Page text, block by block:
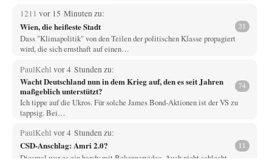
1211 vor 15 Minuten zu:
Wien, die heißeste Stadt 31
Dass "Klimapolitik" von den Teilen der politischen Klasse propagiert
wird, die sich ernsthaft auf einen…
PaulKehl vor 4 Stunden zu:
Wacht Deutschland nun in dem Krieg auf, den es seit Jahren
maßgeblich unterstützt?
74
Ich tippe auf die Ukros. Für solche James Bond-Aktionen ist der VS zu
tappsig. Bei…
PaulKehl vor 4 Stunden zu:
CSD-Anschlag: Amri 2.0? 11
Diesmal war es ein handy mit Bekennervideo. Auch nicht schlecht. -